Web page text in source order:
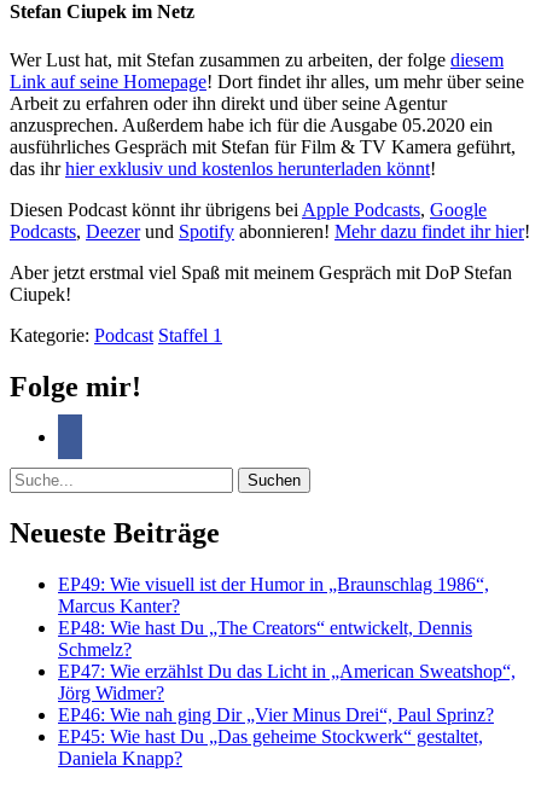
Stefan Ciupek im Netz
Wer Lust hat, mit Stefan zusammen zu arbeiten, der folge diesem
Link auf seine Homepage! Dort findet ihr alles, um mehr über seine
Arbeit zu erfahren oder ihn direkt und über seine Agentur
anzusprechen. Außerdem habe ich für die Ausgabe 05.2020 ein
ausführliches Gespräch mit Stefan für Film & TV Kamera geführt,
das ihrhier exklusiv und kostenlos herunterladen könnt!
Diesen Podcast könnt ihr übrigens bei Apple Podcasts, Google
Podcasts, Deezerund Spotify abonnieren! Mehr dazu findet ihr hier!
Aber jetzt erstmal viel Spaß mit meinem Gespräch mit DoP Stefan
Ciupek!
Kategorie: Podcast Staffel 1
Folge mir!
Suche
Neueste Beiträge
EP49: Wie visuell ist der Humor in „Braunschlag 1986“,
Marcus Kanter?
EP48: Wie hast Du „The Creators“ entwickelt, Dennis
Schmelz?
EP47: Wie erzählst Du das Licht in „American Sweatshop“,
Jörg Widmer?
EP46: Wie nah ging Dir „Vier Minus Drei“, Paul Sprinz?
EP45: Wie hast Du „Das geheime Stockwerk“ gestaltet,
Daniela Knapp?